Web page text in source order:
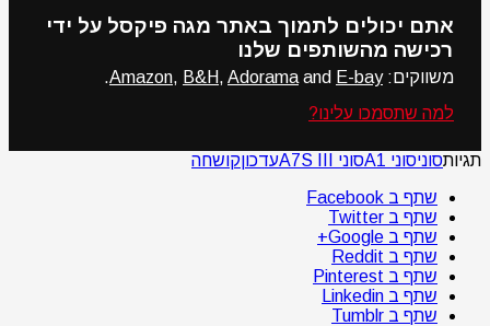
אתם יכולים לתמוך באתר מגה פיקסל על ידי
רכישה מהשותפים שלנו
משווקים: Amazon, B&H, Adorama and E-bay
.
למה שתסמכו עלינו?
תגיותסוניסוני A1 סוני A7S III עדכוןקושחה
שתף ב Facebook
שתף ב Twitter
שתף ב Google+
שתף ב Reddit
שתף ב Pinterest
שתף ב Linkedin
שתף ב Tumblr